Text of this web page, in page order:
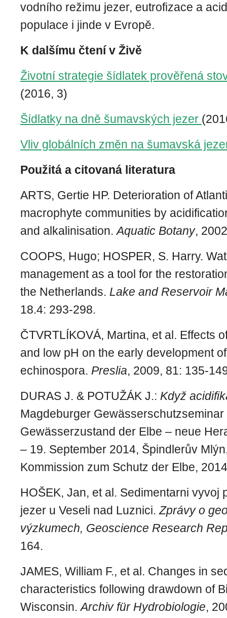
vodního režimu jezer, eutrofizace a
populace i jinde v Evropě.
K dalšímu čtení v Živě
Životní strategie šídlatek prověřená
(2016, 3)
Šídlatky na dně šumavských jezer
Vliv globálních změn na šumavská
Použitá a citovaná literatura
ARTS, Gertie HP. Deterioration of
macrophyte communities by
and alkalinisation.Aquatic Botany,
COOPS, Hugo; HOSPER, S. Harry.
management as a tool for the
the Netherlands. Lake and Reservoir
18.4: 293-298.
ČTVRTLÍKOVÁ, Martina, et al. Effects
and low pH on the early development
echinospora. Preslia, 2009, 81: 135-
DURAS J. & POTUŽÁK J.: Když
Magdeburger Gewässerschutzseminar
Gewässerzustand der Elbe – neue
– 19. September 2014, Špindlerův
Kommission zum Schutz der Elbe,
HOŠEK, Jan, et al. Sedimentarni vyvoj
jezer u Veseli nad Luznici.Zprávy o
výzkumech, Geoscience Research
164.
JAMES, William F., et al. Changes in
characteristics following drawdown of
Wisconsin.Archiv für Hydrobiologie,